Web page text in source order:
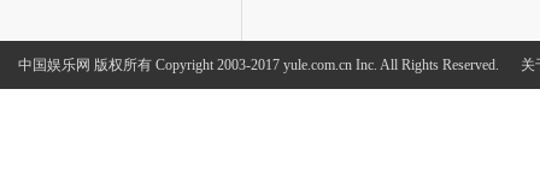
中国娱乐网 版权所有 Copyright 2003-2017 yule.com.cn Inc. All Rights Reserved. 关